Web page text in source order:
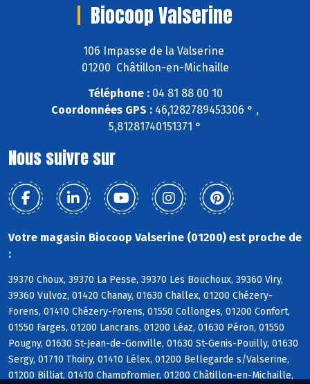
Biocoop Valserine
106 Impasse de la Valserine
01200 Châtillon-en-Michaille
Téléphone :04 81 88 00 10
Coordonnées GPS : 46,1282789453306 ° ,
5,81281740151371 °
Nous suivre sur
Votre magasin Biocoop Valserine (01200) est proche de
:
39370 Choux, 39370 La Pesse, 39370 Les Bouchoux, 39360 Viry,
39360 Vulvoz, 01420 Chanay, 01630 Challex, 01200 Chézery-
Forens, 01410 Chézery-Forens, 01550 Collonges, 01200 Confort,
01550 Farges, 01200 Lancrans, 01200 Léaz, 01630 Péron, 01550
Pougny, 01630 St-Jean-de-Gonville, 01630 St-Genis-Pouilly, 01630
Sergy, 01710 Thoiry, 01410 Lélex, 01200 Bellegarde s/Valserine,
01200 Billiat, 01410 Champfromier, 01200 Châtillon-en-Michaille,